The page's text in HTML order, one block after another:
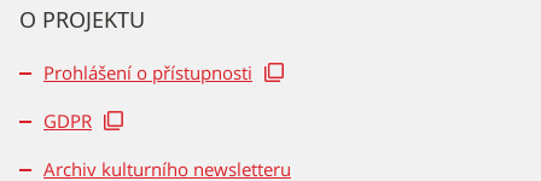
O PROJEKTU
Prohlášení o přístupnosti
GDPR
Archiv kulturního newsletteru